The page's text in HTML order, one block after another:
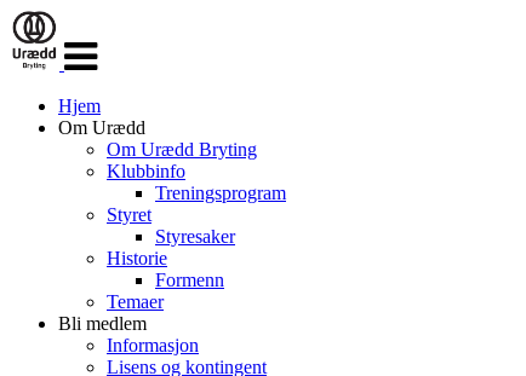
navigasjon
Hjem
Om Urædd
Om Urædd Bryting
Klubbinfo
Treningsprogram
Styret
Styresaker
Historie
Formenn
Temaer
Bli medlem
Informasjon
Lisens og kontingent